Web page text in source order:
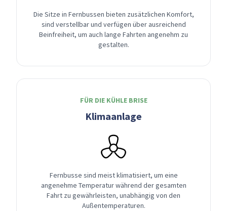
Die Sitze in Fernbussen bieten zusätzlichen Komfort,
sind verstellbar und verfügen über ausreichend
Beinfreiheit, um auch lange Fahrten angenehm zu
gestalten.
FÜR DIE KÜHLE BRISE
Klimaanlage
Fernbusse sind meist klimatisiert, um eine
angenehme Temperatur während der gesamten
Fahrt zu gewährleisten, unabhängig von den
Außentemperaturen.